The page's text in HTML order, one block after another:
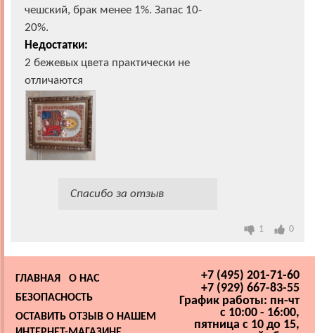
чешский, брак менее 1%. Запас 10-
20%.
Недостатки:
2 бежевых цвета практически не
отличаются
Спасибо за отзыв
1 0
+7 (495) 201-71-60
+7 (929) 667-83-55
График работы: пн-чт
с 10:00 - 16:00,
пятница с 10 до 15,
ГЛАВНАЯ
О НАС
БЕЗОПАСНОСТЬ
ОСТАВИТЬ ОТЗЫВ О НАШЕМ